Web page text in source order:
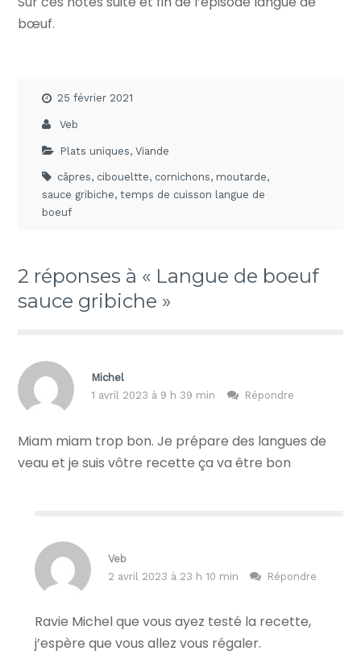
bœuf.
25 février 2021
Veb
Plats uniques,Viande
câpres, ciboueltte, cornichons, moutarde,
sauce gribiche,temps de cuisson langue de
boeuf
2 réponses à « Langue de boeuf
sauce gribiche »
Michel
1 avril 2023 à 9 h 39 min
Répondre
Miam miam trop bon. Je prépare des langues de
veau et je suis vôtre recette ça va être bon
Veb
2 avril 2023 à 23 h 10 min
Répondre
Ravie Michel que vous ayez testé la recette,
j’espère que vous allez vous régaler.